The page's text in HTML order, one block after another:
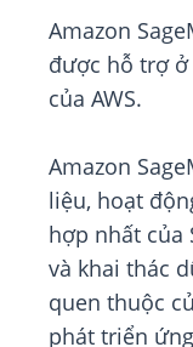
Amazon
được hỗ trợ ở
của AWS.
Amazon
liệu, hoạt
hợp nhất của
và khai thác
quen thuộc
phát triển